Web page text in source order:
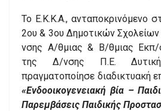
Το Ε.Κ.Κ.Α., ανταποκρινόμενο
2ου & 3ου Δημοτικών
νσης Α/θμιας & Β/θμιας
της Δ/νσης Π.Ε.
πραγματοποίησε διαδικτυακή
«Ενδοοικογενειακή βία –
Παρεμβάσεις Παιδικής